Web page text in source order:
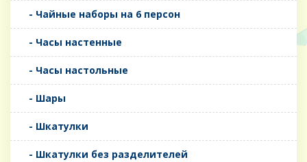
- Чайные наборы на 6 персон
- Часы настенные
- Часы настольные
- Шары
- Шкатулки
- Шкатулки без разделителей